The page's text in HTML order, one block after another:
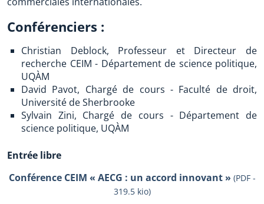
Conférenciers :
Christian Deblock, Professeur et Directeur de
recherche CEIM - Département de science politique,
UQÀM
David Pavot, Chargé de cours - Faculté de droit,
Université de Sherbrooke
Sylvain Zini, Chargé de cours - Département de
science politique, UQÀM
Entrée libre
Conférence CEIM « AECG : un accord innovant » (PDF -
319.5 kio)